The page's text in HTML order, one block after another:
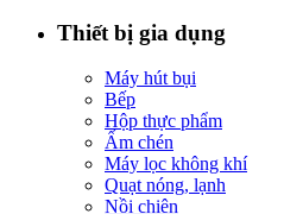
Thiết bị gia dụng
Máy hút bụi
Bếp
Hộp thực phẩm
Ấm chén
Máy lọc không khí
Quạt nóng, lạnh
Nồi chiên